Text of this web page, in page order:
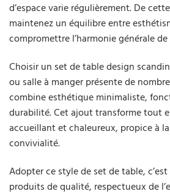
d’espace varie régulièrement. De
maintenez un équilibre entre
compromettre l’harmonie générale de
Choisir un set de table design
ou salle à manger présente de
combine esthétique minimaliste,
durabilité. Cet ajout transforme tout
accueillant et chaleureux, propice à
convivialité.
Adopter ce style de set de table,
produits de qualité, respectueux de